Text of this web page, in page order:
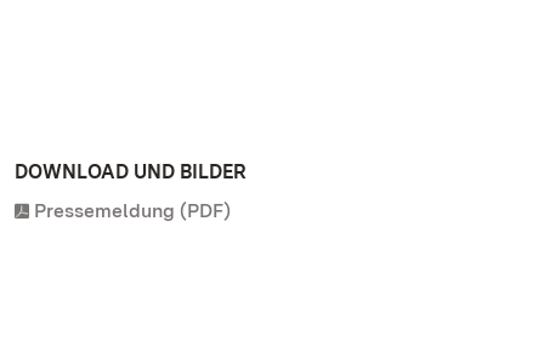
DOWNLOAD UND BILDER
Pressemeldung (PDF)